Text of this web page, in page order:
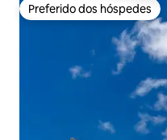
Preferido dos hóspedes
Preferido dos hóspedes